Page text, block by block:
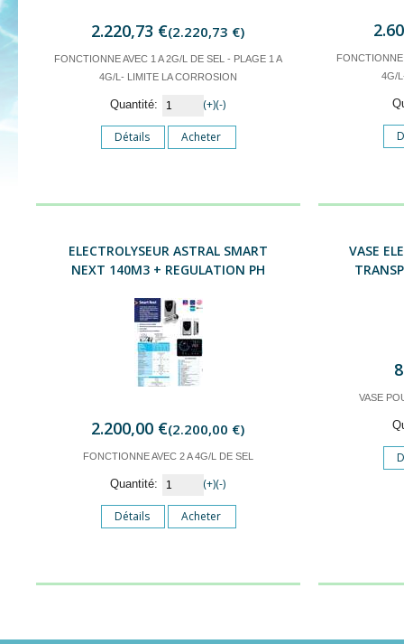
2.220,73 €(2.220,73 €)
FONCTIONNE AVEC 1 A 2G/L DE SEL - PLAGE 1 A
4G/L- LIMITE LA CORROSION
Quantité: (+)(-)
Détails Acheter
FONCTIONNE
4G/
ELECTROLYSEUR ASTRAL SMART
NEXT 140M3 + REGULATION PH
2.200,00 €(2.200,00 €)
FONCTIONNE AVEC 2 A 4G/L DE SEL
Quantité: (+)(-)
Détails Acheter
VASE
VASE